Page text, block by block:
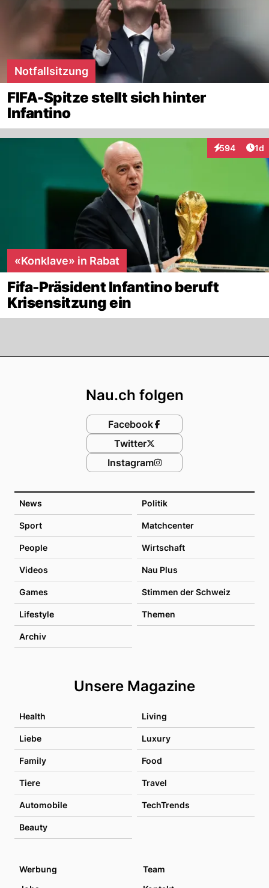
Notfallsitzung
FIFA-Spitze stellt sich hinter
Infantino
594
Interaktionen
1d
«Konklave» in Rabat
Fifa-Präsident Infantino beruft
Krisensitzung ein
News Politik
Sport Matchcenter
People Wirtschaft
Videos Nau Plus
Games Stimmen der Schweiz
Lifestyle Themen
Archiv
Unsere Magazine
Health Living
Liebe Luxury
Family Food
Tiere Travel
Automobile TechTrends
Beauty
Nau.ch folgen
Facebook
Twitter
Instagram
Werbung
Team